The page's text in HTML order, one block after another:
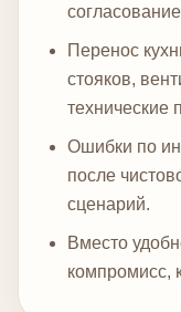
Перенос
стояков,
технические
Ошибки по
после
сценарий.
Вместо
компромисс,